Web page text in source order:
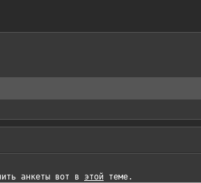
анкеты вот в этой